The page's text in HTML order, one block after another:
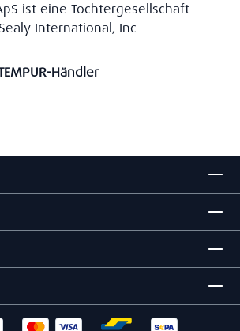
ist eine Tochtergesellschaft
International, Inc
Händler